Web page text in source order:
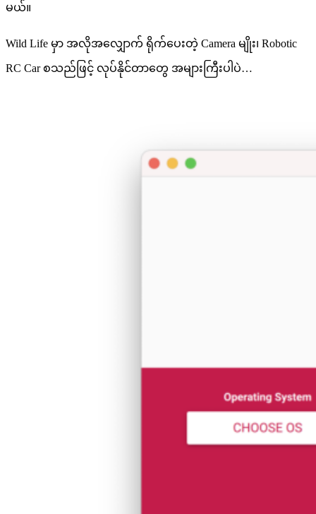
မယ်။
Wild Life မှာ အလိုအလျှောက် ရိုက်ပေးတဲ့ Camera မျိုး၊ Robotic
RC Car စသည်ဖြင့် လုပ်နိုင်တာတွေ အများကြီးပါပဲ…